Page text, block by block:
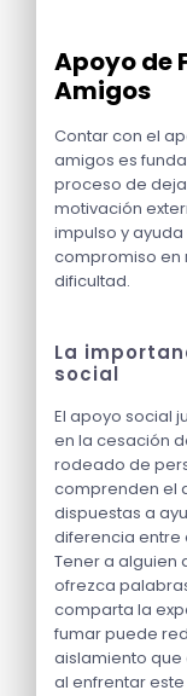
Apoyo de
Amigos
Contar con el
amigos es
proceso de
motivación
impulso y
compromiso en
dificultad.
La
social
El apoyo social
en la cesación
rodeado de
comprenden el
dispuestas a
diferencia entre
Tener a alguien
ofrezca
comparta la
fumar puede
aislamiento que
al enfrentar